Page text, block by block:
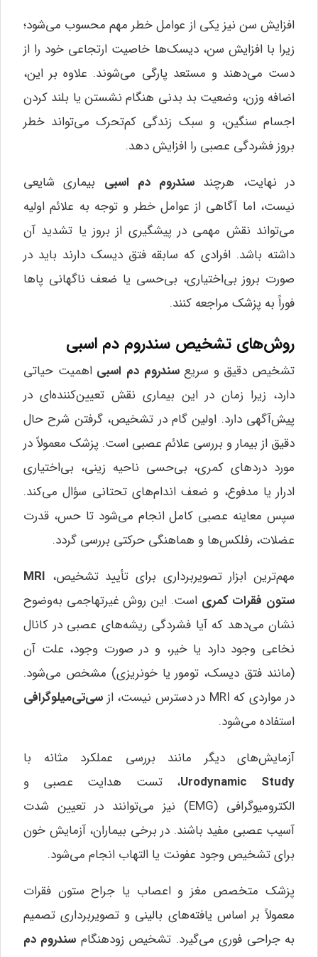
افزایش سن نیز یکی از عوامل خطر مهم محسوب می‌شود؛
زیرا با افزایش سن، دیسک‌ها خاصیت ارتجاعی خود را از
دست می‌دهند و مستعد پارگی می‌شوند. علاوه بر این،
اضافه وزن، وضعیت بد بدنی هنگام نشستن یا بلند کردن
اجسام سنگین، و سبک زندگی کم‌تحرک می‌تواند خطر
بروز فشردگی عصبی را افزایش دهد.
در نهایت، هرچند سندروم دم اسبی بیماری شایعی
نیست، اما آگاهی از عوامل خطر و توجه به علائم اولیه
می‌تواند نقش مهمی در پیشگیری از بروز یا تشدید آن
داشته باشد. افرادی که سابقه فتق دیسک دارند باید در
صورت بروز بی‌اختیاری، بی‌حسی یا ضعف ناگهانی پاها
فوراً به پزشک مراجعه کنند.
روش‌های تشخیص سندروم دم اسبی
تشخیص دقیق و سریعسندروم دم اسبی اهمیت حیاتی
دارد، زیرا زمان در این بیماری نقش تعیین‌کننده‌ای در
پیش‌آگهی دارد. اولین گام در تشخیص، گرفتن شرح حال
دقیق از بیمار و بررسی علائم عصبی است. پزشک معمولاً در
مورد دردهای کمری، بی‌حسی ناحیه زینی، بی‌اختیاری
ادرار یا مدفوع، و ضعف اندام‌های تحتانی سؤال می‌کند.
سپس معاینه عصبی کامل انجام می‌شود تا حس، قدرت
عضلات، رفلکس‌ها و هماهنگی حرکتی بررسی گردد.
مهم‌ترین ابزار تصویربرداری برای تأیید تشخیص، MRI
ستون فقرات کمری است. این روش غیرتهاجمی به‌وضوح
نشان می‌دهد که آیا فشردگی ریشه‌های عصبی در کانال
نخاعی وجود دارد یا خیر، و در صورت وجود، علت آن
(مانند فتق دیسک، تومور یا خونریزی) مشخص می‌شود.
در مواردی که MRI در دسترس نیست، از
سی‌تی‌میلوگرافی
استفاده می‌شود.
آزمایش‌های دیگر مانند بررسی عملکرد مثانه با
Urodynamic Study، تست هدایت عصبی و
الکترومیوگرافی (EMG) نیز می‌توانند در تعیین شدت
آسیب عصبی مفید باشند. در برخی بیماران، آزمایش خون
برای تشخیص وجود عفونت یا التهاب انجام می‌شود.
پزشک متخصص مغز و اعصاب یا جراح ستون فقرات
معمولاً بر اساس یافته‌های بالینی و تصویربرداری تصمیم
به جراحی فوری می‌گیرد. تشخیص زودهنگام سندروم دم